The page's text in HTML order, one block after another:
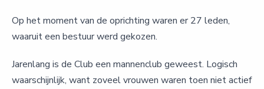
Op het moment van de oprichting waren er 27 leden,
waaruit een bestuur werd gekozen.
Jarenlang is de Club een mannenclub geweest. Logisch
waarschijnlijk, want zoveel vrouwen waren toen niet actief